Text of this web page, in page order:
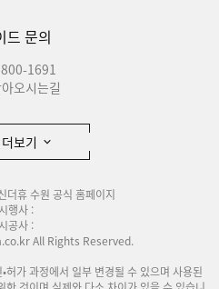
드 문의
1691
오시는길
보기
더휴 수원 공식 홈페이지
시행사 :
시공사 :
All Rights Reserved.
가 과정에서 일부 변경될 수 있으며 사용된